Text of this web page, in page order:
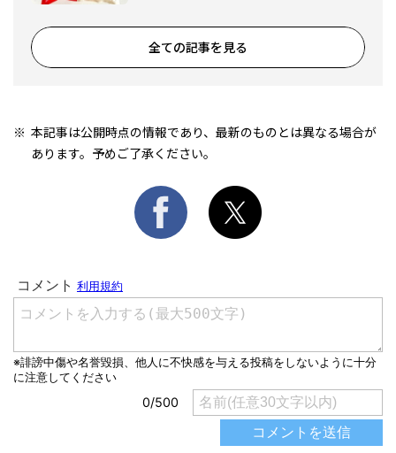
全ての記事を見る
本記事は公開時点の情報であり、最新のものとは異なる場合が
あります。予めご了承ください。